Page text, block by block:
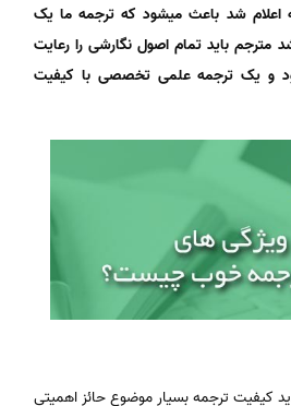
اعلام شد باعث میشود که ترجمه ما یک
مترجم باید تمام اصول نگارشی را رعایت
و یک ترجمه علمی تخصصی با کیفیت
کیفیت ترجمه بسیار موضوع حائز اهمیتی